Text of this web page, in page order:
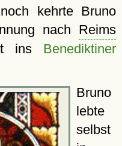
kehrte Bruno
nach Reims
ins Benediktiner
Bruno
lebte
selbst